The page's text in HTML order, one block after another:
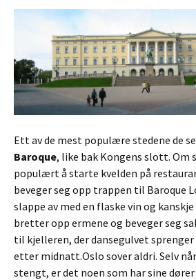
Ett av de mest populære stedene de
Baroque, like bak Kongens slott. Om
populært å starte kvelden på
beveger seg opp trappen til Baroque
slappe av med en flaske vin og
bretter opp ermene og beveger seg
til kjelleren, der dansegulvet
etter midnatt.Oslo sover aldri. Selv
stengt, er det noen som har sine